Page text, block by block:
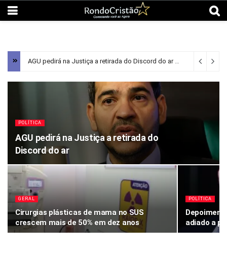
AGU pedirá na Justiça a retirada do Discord do ar 3 minutos ago
POLÍTICA
AGU pedirá na Justiça a retirada do
Discord do ar
GERAL
Cirurgias plásticas de mama no SUS
crescem mais de 50% em dez anos
POLÍTICA
adiado a